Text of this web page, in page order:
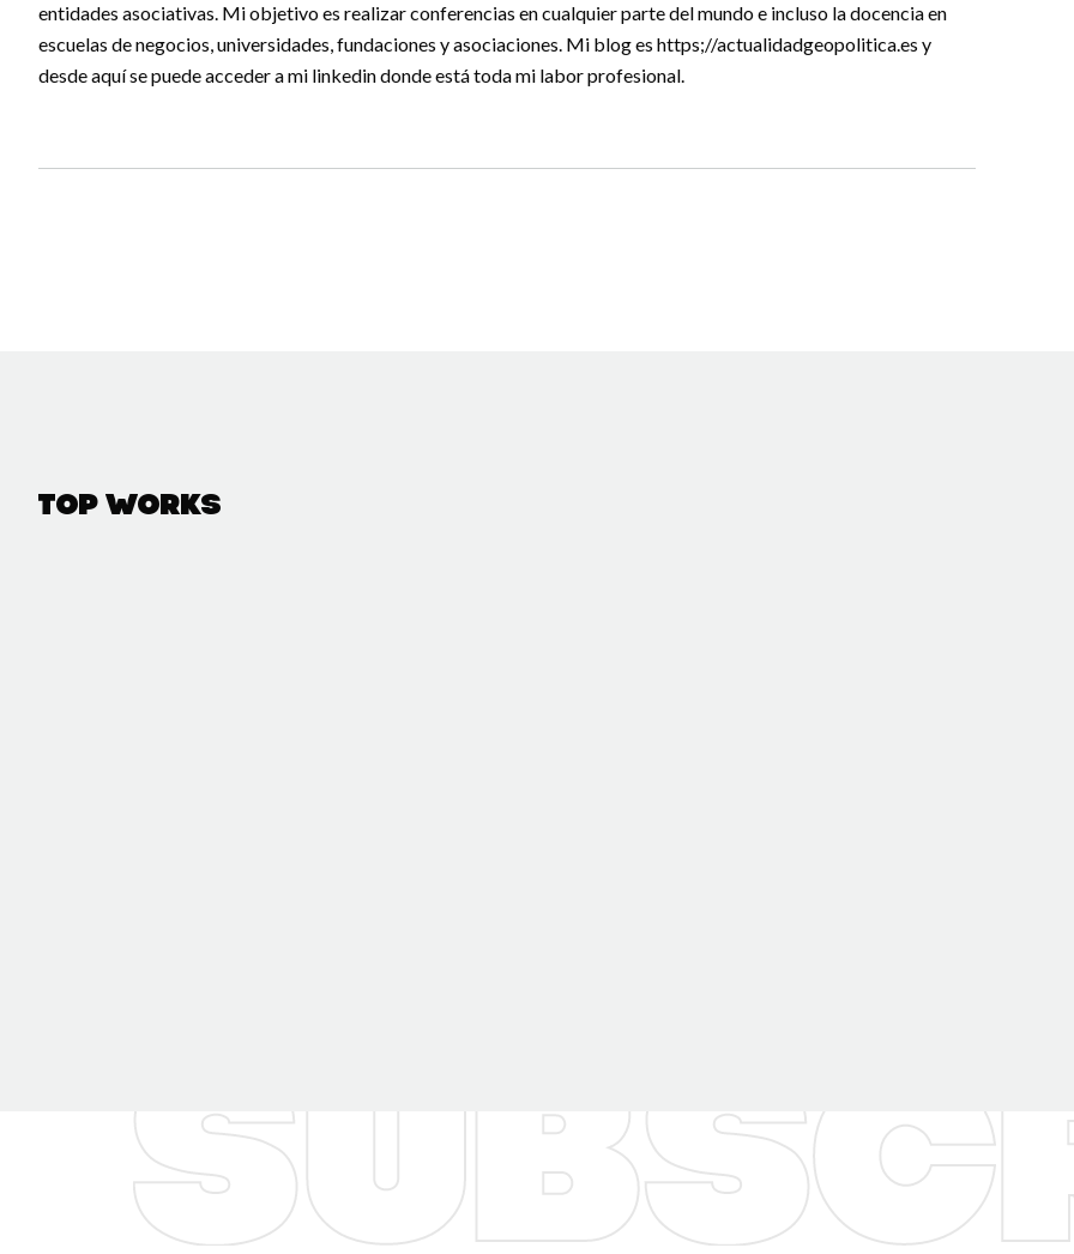
entidades asociativas. Mi objetivo es realizar conferencias en cualquier parte del mundo e incluso la docencia en
escuelas de negocios, universidades, fundaciones y asociaciones. Mi blog es https;//actualidadgeopolitica.es y
desde aquí se puede acceder a mi linkedin donde está toda mi labor profesional.
Top Works